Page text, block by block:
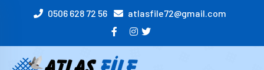
0506 628 72 56 atlasfile72@gmail.com